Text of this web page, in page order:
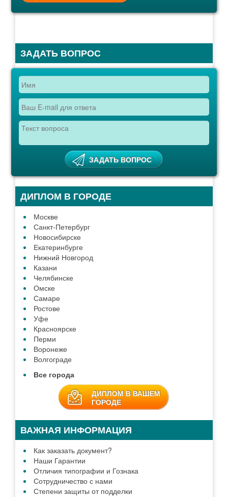
ЗАДАТЬ ВОПРОС
ДИПЛОМ В ГОРОДЕ
Москве
Санкт-Петербург
Новосибирске
Екатеринбурге
Нижний Новгород
Казани
Челябинске
Омске
Самаре
Ростове
Уфе
Красноярске
Перми
Воронеже
Волгограде
Все города
ДИПЛОМ В ВАШЕМ
ГОРОДЕ
ВАЖНАЯ ИНФОРМАЦИЯ
Как заказать документ?
Наши Гарантии
Отличия типографии и Гознака
Сотрудничество с нами
Степени защиты от подделки